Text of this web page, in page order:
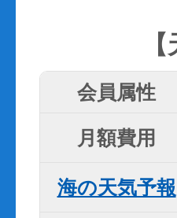
会員属性
月額費用
海の天気予報